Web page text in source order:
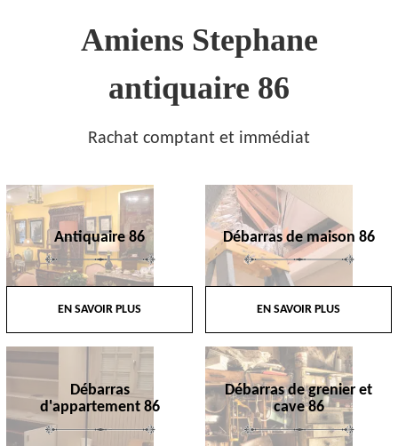
Amiens Stephane
antiquaire 86
Rachat comptant et immédiat
Antiquaire 86
EN SAVOIR PLUS
Débarras de maison 86
EN SAVOIR PLUS
Débarras
d'appartement 86
Débarras de grenier et
cave 86